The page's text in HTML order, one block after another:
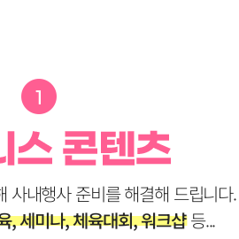
사내행사 준비를 해결해 드립니다.
, 세미나, 체육대회, 워크샵등...